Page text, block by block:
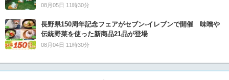
08月05日 11時30分
長野県150周年記念フェアがセブン-イレブンで開催 味噌や
伝統野菜を使った新商品21品が登場
08月04日 11時30分